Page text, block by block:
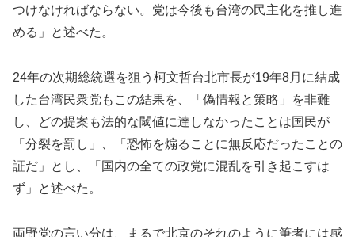
つけなければならない。党は今後も台湾の民主化を推し進
める」と述べた。
24年の次期総統選を狙う柯文哲台北市長が19年8月に結成
した台湾民衆党もこの結果を、「偽情報と策略」を非難
し、どの提案も法的な閾値に達しなかったことは国民が
「分裂を罰し」、「恐怖を煽ることに無反応だったことの
証だ」とし、「国内の全ての政党に混乱を引き起こすは
ず」と述べた。
両野党の言い分は、まるで北京のそれのように筆者には感